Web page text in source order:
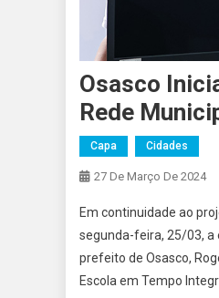
Osasco
Rede
Capa Cidades
27 De Março De 2024
Em continuidade ao
segunda-feira, 25/03, a
prefeito de Osasco,
Escola em Tempo